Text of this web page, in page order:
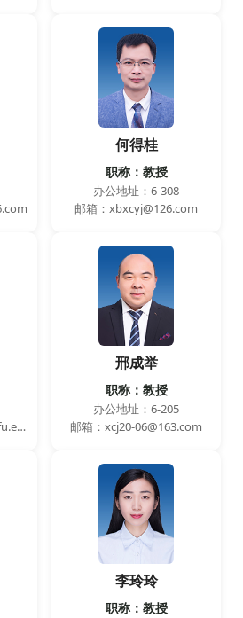
何得桂
职称：教授
办公地址：6-308
邮箱：xbxcyj@126.com
邮箱：wangbing@nwafu.edu.cn
邢成举
职称：教授
办公地址：6-205
邮箱：xcj20-06@163.com
李玲玲
职称：教授